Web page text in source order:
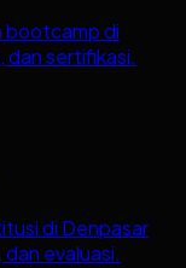
bootcamp di
dan sertifikasi.
di Denpasar
evaluasi.